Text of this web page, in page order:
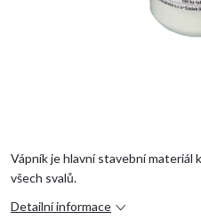
Vápník je hlavní stavební materiál
všech svalů.
Detailní informace